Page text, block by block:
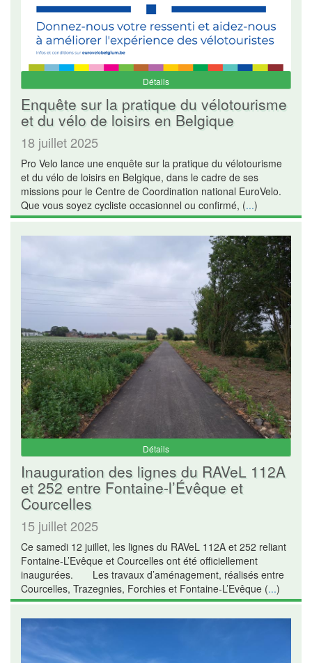
Détails
Enquête sur la pratique du vélotourisme
et du vélo de loisirs en Belgique
18 juillet 2025
Pro Velo lance une enquête sur la pratique du vélotourisme
et du vélo de loisirs en Belgique, dans le cadre de ses
missions pour le Centre de Coordination national EuroVelo.
Que vous soyez cycliste occasionnel ou confirmé, (...)
Détails
Inauguration des lignes du RAVeL 112A
et 252 entre Fontaine-l’Évêque et
Courcelles
15 juillet 2025
Ce samedi 12 juillet, les lignes du RAVeL 112A et 252 reliant
Fontaine-L’Evêque et Courcelles ont été officiellement
inaugurées. Les travaux d’aménagement, réalisés entre
Courcelles, Trazegnies, Forchies et Fontaine-L’Evêque (...)